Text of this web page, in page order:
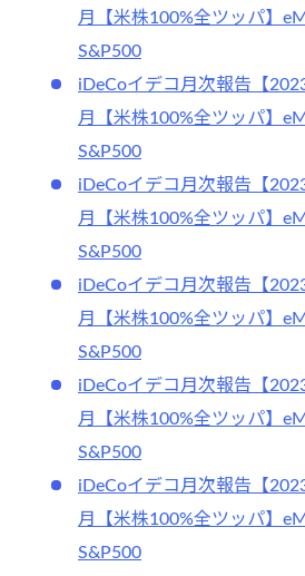
月【米株100%全ツッパ】
S&P500
iDeCoイデコ月次報告【
月【米株100%全ツッパ】
S&P500
iDeCoイデコ月次報告【
月【米株100%全ツッパ】
S&P500
iDeCoイデコ月次報告【
月【米株100%全ツッパ】
S&P500
iDeCoイデコ月次報告【
月【米株100%全ツッパ】
S&P500
iDeCoイデコ月次報告【
月【米株100%全ツッパ】
S&P500